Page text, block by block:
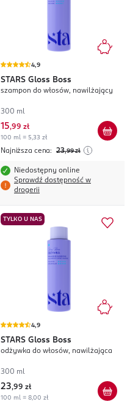
4,9
STARS Gloss Boss
szampon do włosów, nawilżający
300 ml
15,99 zł
100 ml = 5,33 zł
Najniższa cena: 23,99 zł
Niedostępny online
Sprawdź dostępność w
drogerii
TYLKO U NAS
4,9
STARS Gloss Boss
odżywka do włosów, nawilżająca
300 ml
23,99 zł
100 ml = 8,00 zł